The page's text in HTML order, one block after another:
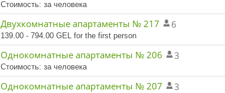
Стоимость: за человека
Двухкомнатные апартаменты № 217 6
139.00 - 794.00 GEL for the first person
Однокомнатные апартаменты № 206 3
Стоимость: за человека
Однокомнатные апартаменты № 207 3